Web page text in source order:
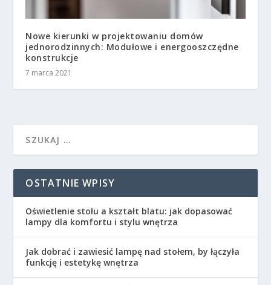
Nowe kierunki w projektowaniu domów
jednorodzinnych: Modułowe i energooszczędne
konstrukcje
7 marca 2021
OSTATNIE WPISY
Oświetlenie stołu a kształt blatu: jak dopasować
lampy dla komfortu i stylu wnętrza
Jak dobrać i zawiesić lampę nad stołem, by łączyła
funkcję i estetykę wnętrza